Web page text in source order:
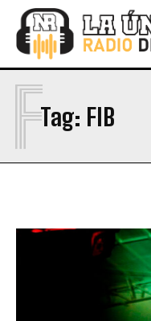
Tag: FIB
F